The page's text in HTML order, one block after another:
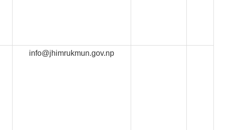
info@jhimrukmun.gov.np